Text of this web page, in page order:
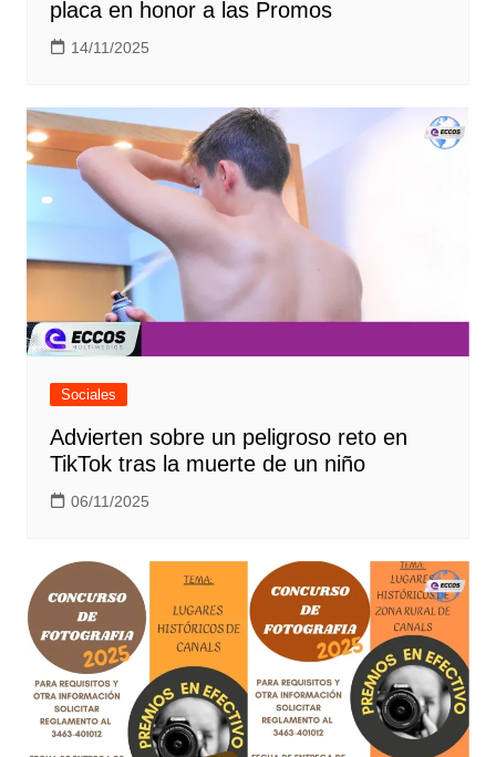
placa en honor a las Promos
14/11/2025
Sociales
Advierten sobre un peligroso reto en
TikTok tras la muerte de un niño
06/11/2025